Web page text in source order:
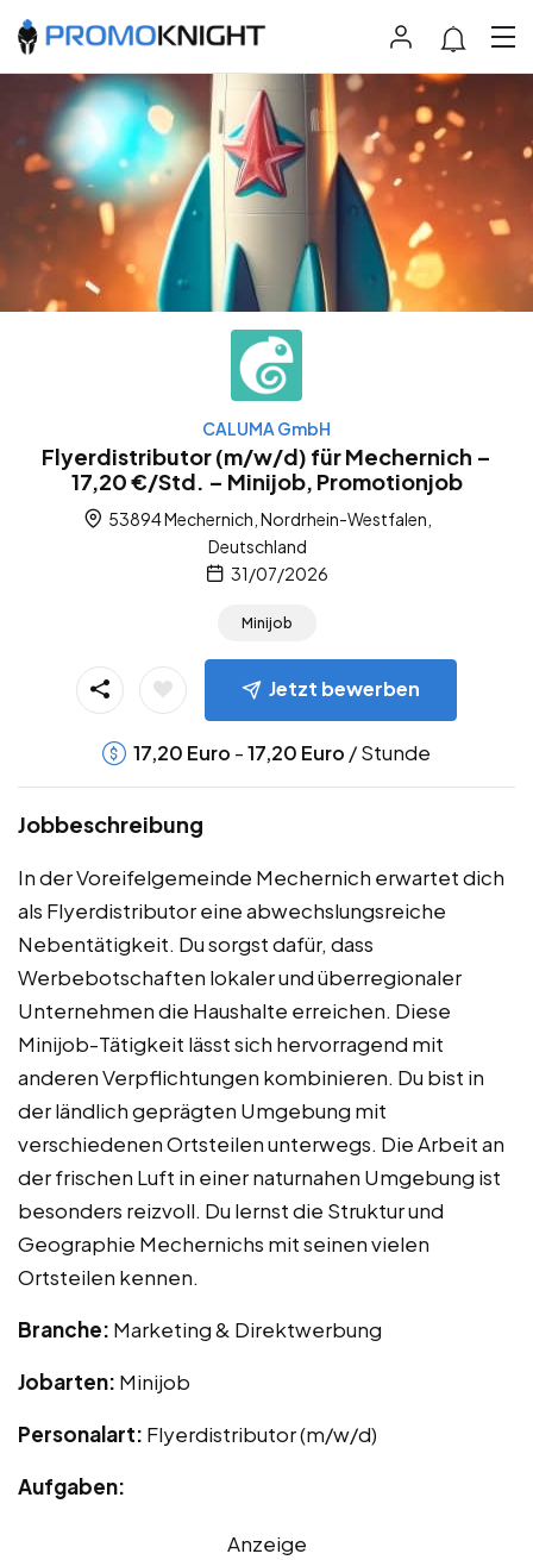
CALUMA GmbH
Flyerdistributor (m/w/d) für Mechernich –
17,20 €/Std. – Minijob, Promotionjob
53894 Mechernich, Nordrhein-Westfalen,
Deutschland
31/07/2026
Minijob
Jetzt bewerben
17,20 Euro -17,20 Euro / Stunde
Jobbeschreibung
In der Voreifelgemeinde Mechernich erwartet dich
als Flyerdistributor eine abwechslungsreiche
Nebentätigkeit. Du sorgst dafür, dass
Werbebotschaften lokaler und überregionaler
Unternehmen die Haushalte erreichen. Diese
Minijob-Tätigkeit lässt sich hervorragend mit
anderen Verpflichtungen kombinieren. Du bist in
der ländlich geprägten Umgebung mit
verschiedenen Ortsteilen unterwegs. Die Arbeit an
der frischen Luft in einer naturnahen Umgebung ist
besonders reizvoll. Du lernst die Struktur und
Geographie Mechernichs mit seinen vielen
Ortsteilen kennen.
Branche: Marketing & Direktwerbung
Jobarten: Minijob
Personalart: Flyerdistributor (m/w/d)
Aufgaben:
Anzeige